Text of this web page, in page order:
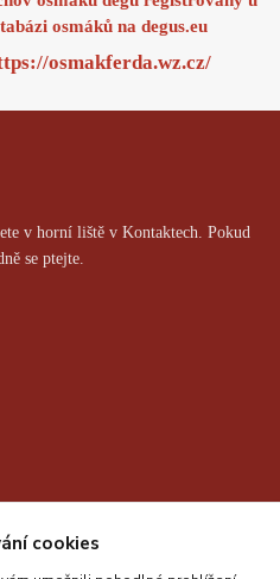
osmáků na degus.eu
osmakferda.wz.cz/
v horní liště v Kontaktech. Pokud
se ptejte.
cookies